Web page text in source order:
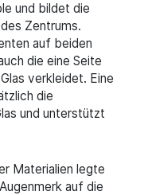
und bildet die
Zentrums.
auf beiden
die eine Seite
verkleidet. Eine
die
und unterstützt
Materialien legte
auf die